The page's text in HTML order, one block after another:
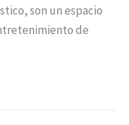
son un espacio
de